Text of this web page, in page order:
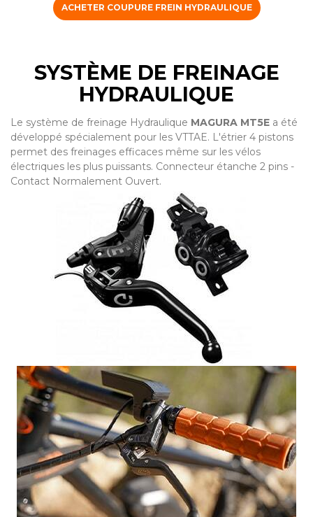
ACHETER COUPURE FREIN HYDRAULIQUE
SYSTÈME DE FREINAGE
HYDRAULIQUE
Le système de freinage Hydraulique MAGURA MT5E a été
développé spécialement pour les VTTAE. L'étrier 4 pistons
permet des freinages efficaces même sur les vélos
électriques les plus puissants. Connecteur étanche 2 pins -
Contact Normalement Ouvert.